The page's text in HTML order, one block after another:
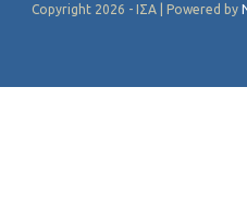
Copyright 2026 - ΙΣΑ | Powered by